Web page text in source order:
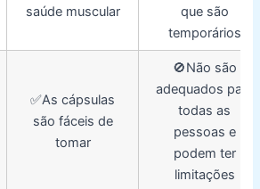
saúde muscular
que são
temporários
✅As cápsulas
são fáceis de
tomar
🚫Não são
adequados para
todas as
pessoas e
podem ter
limitações